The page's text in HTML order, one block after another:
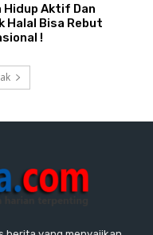
Aktif Dan
Halal Bisa Rebut
!